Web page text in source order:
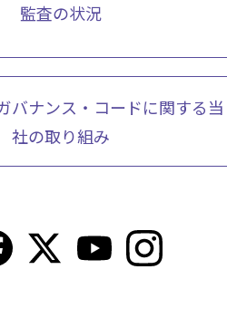
監査の状況
バナンス・コードに関する当
社の取り組み